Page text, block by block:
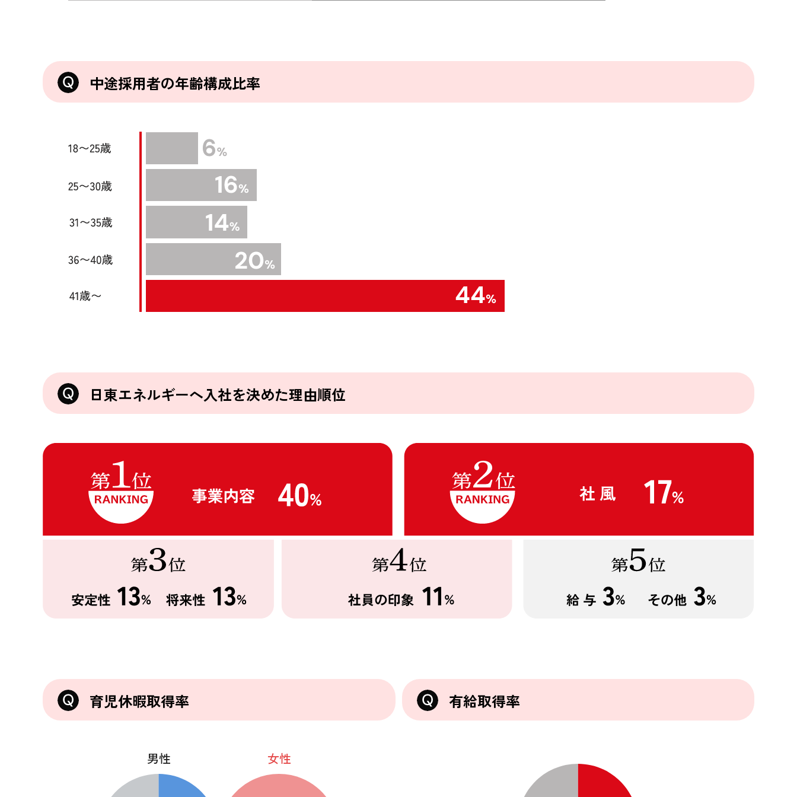
中途採用者の年齢構成比率
日東エネルギーへ入社を決めた理由順位
育児休暇取得率
男性 女性
有給取得率